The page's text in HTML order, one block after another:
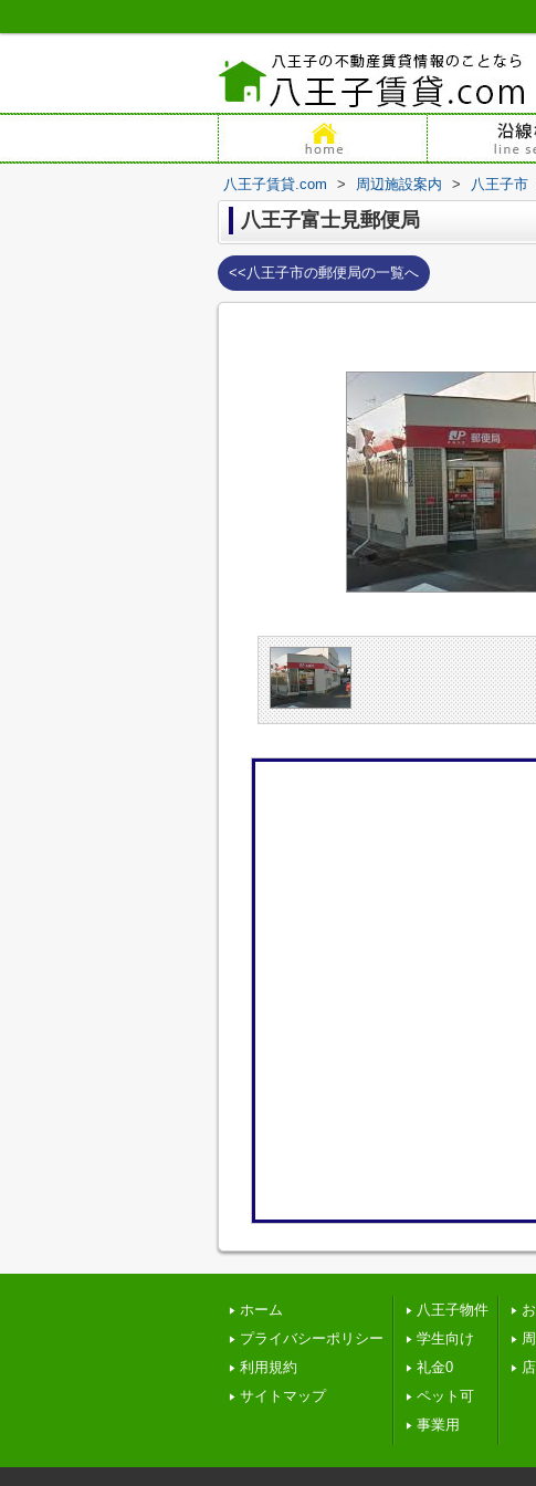
八王子賃貸.com > 周辺施設案内 > 八王子市
八王子富士見郵便局
<<八王子市の郵便局の一覧へ
ホーム
プライバシーポリシー
利用規約
サイトマップ
八王子物件
学生向け
礼金0
ペット可
事業用